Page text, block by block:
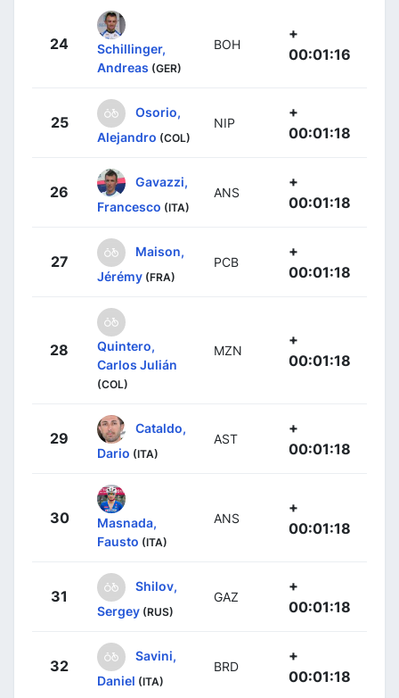
24
Schillinger,
Andreas (GER)
BOH
+
00:01:16
25
Osorio,
Alejandro (COL)
NIP
+
00:01:18
26
Gavazzi,
Francesco (ITA)
ANS
+
00:01:18
27
Maison,
Jérémy (FRA)
PCB
+
00:01:18
28
Quintero,
Carlos Julián
(COL)
MZN
+
00:01:18
29
Cataldo,
Dario (ITA)
AST
+
00:01:18
30
Masnada,
Fausto (ITA)
ANS
+
00:01:18
31
Shilov,
Sergey (RUS)
GAZ
+
00:01:18
32
Savini,
Daniel (ITA)
BRD
+
00:01:18